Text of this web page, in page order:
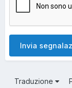
Invia
Traduzione